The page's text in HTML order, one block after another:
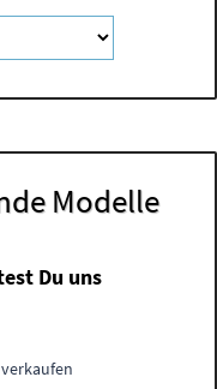
Modelle
Du uns
verkaufen